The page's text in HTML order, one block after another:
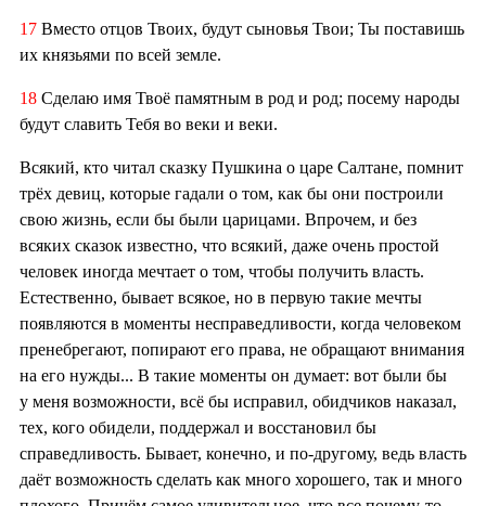
17 Вместо отцов Твоих, будут сыновья Твои; Ты поставишь
их князьями по всей земле.
18 Сделаю имя Твоё памятным в род и род; посему народы
будут славить Тебя во веки и веки.
Всякий, кто читал сказку Пушкина о царе Салтане, помнит
трёх девиц, которые гадали о том, как бы они построили
свою жизнь, если бы были царицами. Впрочем, и без
всяких сказок известно, что всякий, даже очень простой
человек иногда мечтает о том, чтобы получить власть.
Естественно, бывает всякое, но в первую такие мечты
появляются в моменты несправедливости, когда человеком
пренебрегают, попирают его права, не обращают внимания
на его нужды... В такие моменты он думает: вот были бы
у меня возможности, всё бы исправил, обидчиков наказал,
тех, кого обидели, поддержал и восстановил бы
справедливость. Бывает, конечно, и по-другому, ведь власть
даёт возможность сделать как много хорошего, так и много